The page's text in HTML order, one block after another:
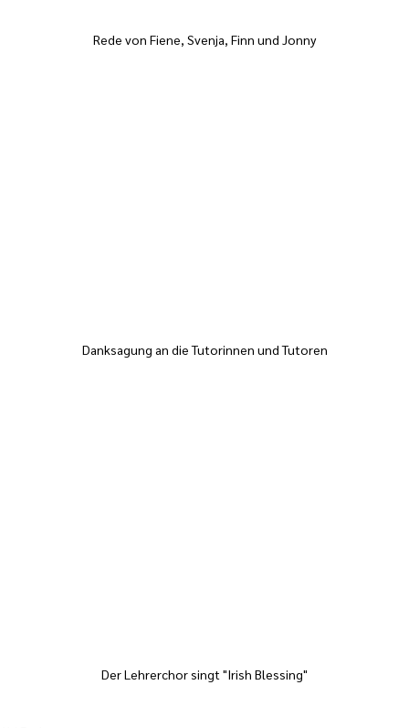
Rede von Fiene, Svenja, Finn und Jonny
Danksagung an die Tutorinnen und Tutoren
Der Lehrerchor singt "Irish Blessing"